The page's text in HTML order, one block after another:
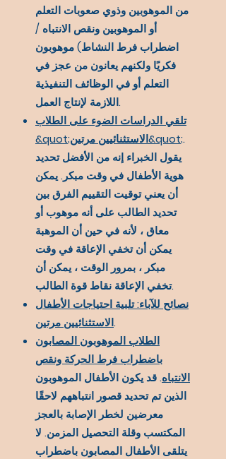
من الموهوبين وذوي صعوبات التعلم
أو الموهوبين ونقص الانتباه /
اضطراب فرط النشاط) موهوبون
فكريًا ولكنهم يعانون من عجز في
التعلم أو في الوظائف التنفيذية
اللازمة لإنتاج العمل.
تلقي الدراسات الضوء على الطلاب
&quot;الاستثنائيين مرتين&quot;.
يقول الخبراء إنه من الأفضل تحديد
هوية الأطفال في وقت مبكر. يمكن
أن يعني توقيت التقييم الفرق بين
تحديد الطالب على أنه موهوب أو
معاق ، لأنه في حين أن الموهبة
يمكن أن تخفي الإعاقة في وقت
مبكر ، بمرور الوقت ، يمكن أن
تخفي الإعاقة نقاط قوة الطالب.
نصائح للآباء: تلبية احتياجات الأطفال
الاستثنائيين مرتين.
الطلاب الموهوبون المصابون
باضطراب فرط الحركة ونقص
الانتباه. قد يكون الأطفال الموهوبون
الذين تم تحديد قصور انتباههم لاحقًا
معرضين لخطر الإصابة بالعجز
المكتسب وقلة التحصيل المزمن. لا
يتلقى الأطفال المصابون باضطراب